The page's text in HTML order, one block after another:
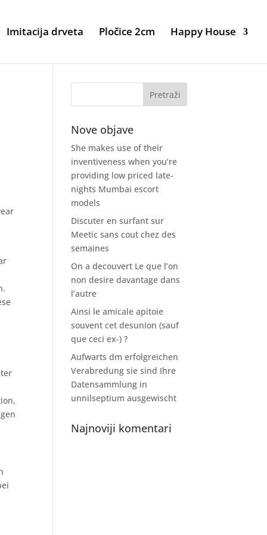
Imitacija drveta Pločice 2cm Happy House
Nove objave
She makes use of their
inventiveness when you’re
providing low priced late-
nights Mumbai escort
models
Discuter en surfant sur
Meetic sans cout chez des
semaines
On a decouvert Le que l’on
non desire davantage dans
l’autre
Ainsi le amicale apitoie
souvent cet desunion (sauf
que ceci ex-) ?
Aufwarts dm erfolgreichen
Verabredung sie sind Ihre
Datensammlung in
unnilseptium ausgewischt
Najnoviji komentari